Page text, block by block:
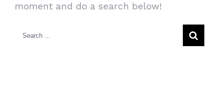
moment and do a search below!
Search